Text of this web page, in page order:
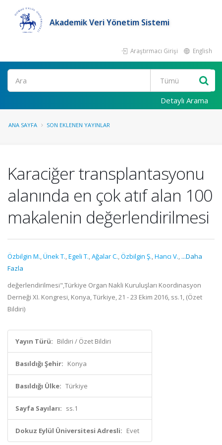
Akademik Veri Yönetim Sistemi
Araştırmacı Girişi English
Ara
Detaylı Arama
ANA SAYFA SON EKLENEN YAYINLAR
Karaciğer transplantasyonu
alanında en çok atıf alan 100
makalenin değerlendirilmesi
Özbilgin M.,Ünek T.,Egeli T.,Ağalar C.,Özbilgin Ş.,Hancı V., ...Daha
Fazla
değerlendirilmesi",Türkiye Organ Nakli Kuruluşları Koordinasyon
Derneği XI. Kongresi, Konya, Türkiye, 21 - 23 Ekim 2016, ss.1, (Özet
Bildiri)
Yayın Türü: Bildiri / Özet Bildiri
Basıldığı Şehir: Konya
Basıldığı Ülke: Türkiye
Sayfa Sayıları: ss.1
Dokuz Eylül Üniversitesi Adresli: Evet